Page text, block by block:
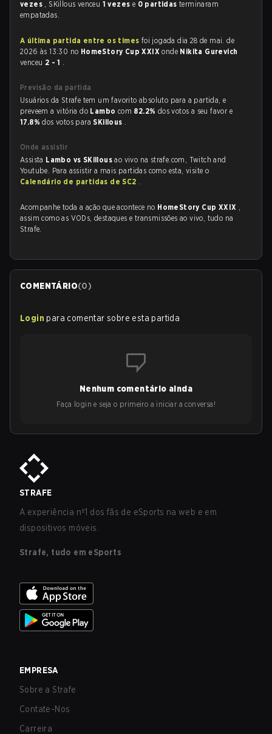
vezes , SKillous venceu 1 vezes e 0 partidasterminaram
empatadas.
A última partida entre os times foi jogada dia 28 de mai. de
2026 às 13:30 no HomeStory Cup XXIXonde Nikita Gurevich
venceu 2 - 1 .
Previsão da partida
Usuários da Strafe tem um favorito absoluto para a partida, e
preveem a vitória do Lambo com 82.2% dos votos a seu favor e
17.8%dos votos paraSKillous .
Onde assistir
Assista Lambo vs SKillousao vivo na strafe.com, Twitch and
Youtube. Para assistir a mais partidas como esta, visite o
Calendário de partidas de SC2 .
Acompanhe toda a ação que acontece no HomeStory Cup XXIX ,
assim como as VODs, destaques e transmissões ao vivo, tudo na
Strafe.
COMENTÁRIO(0)
Login para comentar sobre esta partida
Nenhum comentário ainda
Faça login e seja o primeiro a iniciar a conversa!
STRAFE
A experiência nº1 dos fãs de eSports na web e em
dispositivos móveis.
Strafe, tudo em eSports
EMPRESA
Sobre a Strafe
Contate-Nos
Carreira